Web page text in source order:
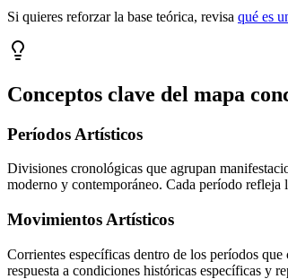
Si quieres reforzar la base teórica, revisa qué es
Conceptos clave del mapa
Períodos Artísticos
Divisiones cronológicas que agrupan
moderno y contemporáneo. Cada período refleja
Movimientos Artísticos
Corrientes específicas dentro de los períodos
respuesta a condiciones históricas específicas y